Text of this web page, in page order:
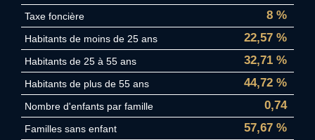
Taxe foncière 8 %
Habitants de moins de 25 ans 22,57 %
Habitants de 25 à 55 ans 32,71 %
Habitants de plus de 55 ans 44,72 %
Nombre d'enfants par famille 0,74
Familles sans enfant 57,67 %